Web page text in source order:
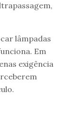
lâmpadas
Em
exigência